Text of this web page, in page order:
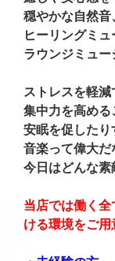
穏やかな自然
ヒーリングミュ
ラウンジミュ
ストレスを軽減
集中力を高める
安眠を促したり
音楽って偉大だ
今日はどんな
当店では働く
ける環境をご用